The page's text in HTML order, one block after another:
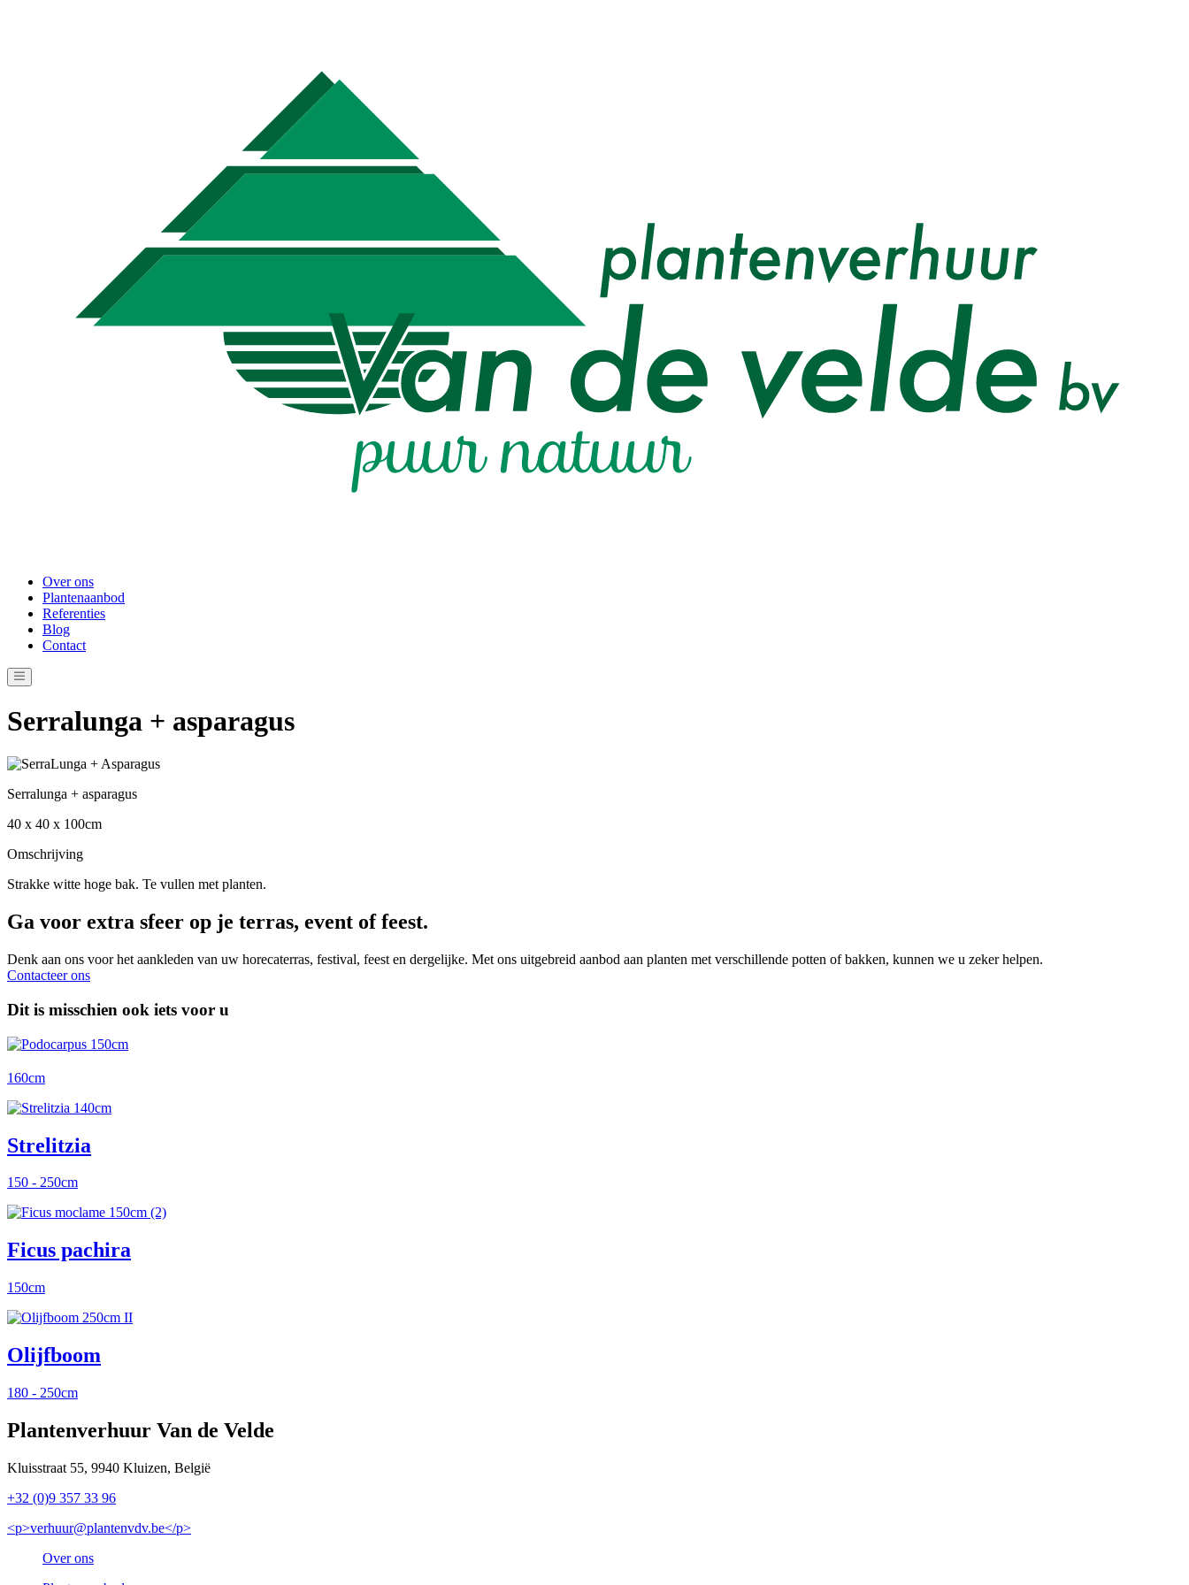
Over ons
Plantenaanbod
Referenties
Blog
Contact
Serralunga + asparagus
Serralunga + asparagus
40 x 40 x 100cm
Omschrijving
Strakke witte hoge bak. Te vullen met planten.
Ga voor extra sfeer op je terras, event of feest.
Denk aan ons voor het aankleden van uw horecaterras, festival, feest en dergelijke. Met ons uitgebreid aanbod aan planten met verschillende potten of bakken, kunnen we u zeker helpen.
Contacteer ons
Dit is misschien ook iets voor u
160cm
Strelitzia
150 - 250cm
Ficus pachira
150cm
Olijfboom
180 - 250cm
Plantenverhuur Van de Velde
Kluisstraat 55, 9940 Kluizen, België
+32 (0)9 357 33 96
<p>verhuur@plantenvdv.be</p>
Over ons